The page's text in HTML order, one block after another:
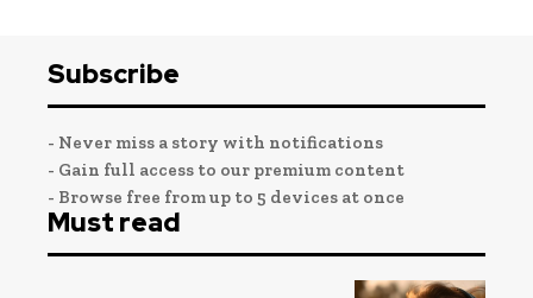
Subscribe
- Never miss a story with notifications
- Gain full access to our premium content
- Browse free from up to 5 devices at once
Must read